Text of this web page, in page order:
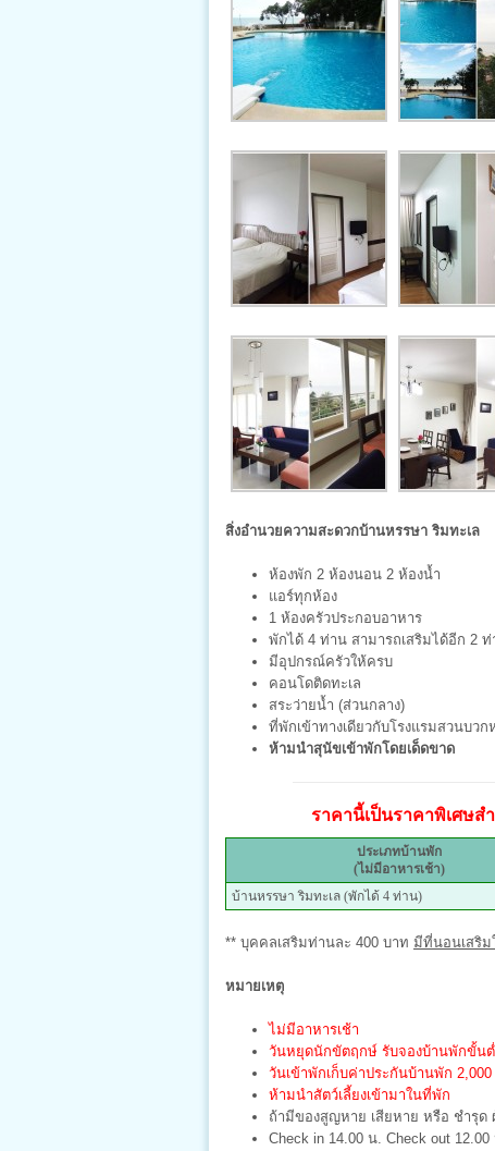
สิ่งอำนวยความสะดวกบ้านหรรษา ริมทะเล
ห้องพัก 2 ห้องนอน 2 ห้องน้ำ
แอร์ทุกห้อง
1 ห้องครัวประกอบอาหาร
พักได้ 4 ท่าน สามารถเสริมได้อีก 2
มีอุปกรณ์ครัวให้ครบ
คอนโดติดทะเล
สระว่ายน้ำ (ส่วนกลาง)
ที่พักเข้าทางเดียวกับโรงแรมสวนบวก
ห้ามนำสุนัขเข้าพักโดยเด็ดขาด
ราคานี้เป็นราคาพิเศษส
ประเภทบ้านพัก
(ไม่มีอาหารเช้า)
บ้านหรรษา ริมทะเล (พักได้ 4 ท่าน)
** บุคคลเสริมท่านละ 400 บาท มีที่นอนเสริม
หมายเหตุ
ไม่มีอาหารเช้า
วันหยุดนักขัตฤกษ์ รับจองบ้านพักขั้น
วันเข้าพักเก็บค่าประกันบ้านพัก
ห้ามนำสัตว์เลี้ยงเข้ามาในที่พัก
ถ้ามีของสูญหาย เสียหาย หรือ ชำรุด
Check in 14.00 น. Check out 12.00